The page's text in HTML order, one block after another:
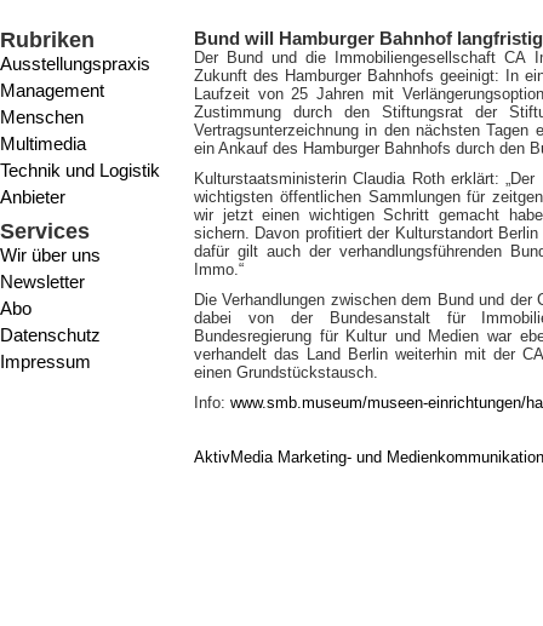
Rubriken
Ausstellungspraxis
Management
Menschen
Multimedia
Technik und Logistik
Anbieter
Services
Wir über uns
Newsletter
Abo
Datenschutz
Impressum
Bund will Hamburger Bahnhof
Der Bund und die Immobiliengesellschaft CA
Zukunft des Hamburger Bahnhofs geeinigt: In
Laufzeit von 25 Jahren mit
Zustimmung durch den Stiftungsrat der
Vertragsunterzeichnung in den nächsten
ein Ankauf des Hamburger Bahnhofs durch den
Kulturstaatsministerin Claudia Roth erklärt:
wichtigsten öffentlichen Sammlungen für
wir jetzt einen wichtigen Schritt gemacht
sichern. Davon profitiert der Kulturstandort
dafür gilt auch der verhandlungsführenden
Immo.“
Die Verhandlungen zwischen dem Bund und
dabei von der Bundesanstalt für
Bundesregierung für Kultur und Medien war
verhandelt das Land Berlin weiterhin mit der
einen Grundstückstausch.
Info: www.smb.museum/museen-einrichtungen/
AktivMedia Marketing- und